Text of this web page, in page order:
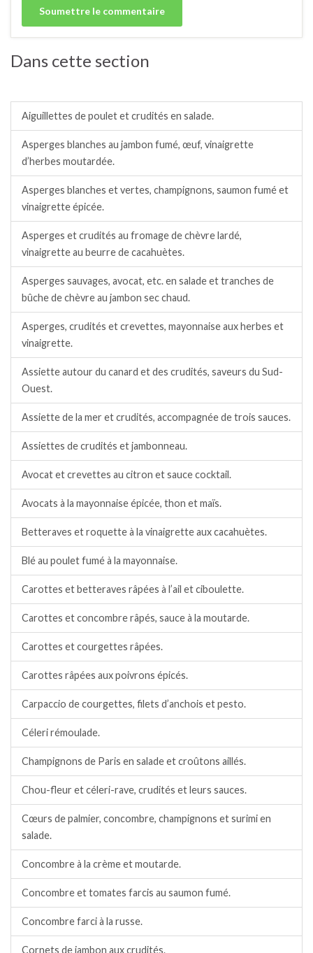
Dans cette section
Aiguillettes de poulet et crudités en salade.
Asperges blanches au jambon fumé, œuf, vinaigrette
d’herbes moutardée.
Asperges blanches et vertes, champignons, saumon fumé et
vinaigrette épicée.
Asperges et crudités au fromage de chèvre lardé,
vinaigrette au beurre de cacahuètes.
Asperges sauvages, avocat, etc. en salade et tranches de
bûche de chèvre au jambon sec chaud.
Asperges, crudités et crevettes, mayonnaise aux herbes et
vinaigrette.
Assiette autour du canard et des crudités, saveurs du Sud-
Ouest.
Assiette de la mer et crudités, accompagnée de trois sauces.
Assiettes de crudités et jambonneau.
Avocat et crevettes au citron et sauce cocktail.
Avocats à la mayonnaise épicée, thon et maïs.
Betteraves et roquette à la vinaigrette aux cacahuètes.
Blé au poulet fumé à la mayonnaise.
Carottes et betteraves râpées à l’ail et ciboulette.
Carottes et concombre râpés, sauce à la moutarde.
Carottes et courgettes râpées.
Carottes râpées aux poivrons épicés.
Carpaccio de courgettes, filets d’anchois et pesto.
Céleri rémoulade.
Champignons de Paris en salade et croûtons aillés.
Chou-fleur et céleri-rave, crudités et leurs sauces.
Cœurs de palmier, concombre, champignons et surimi en
salade.
Concombre à la crème et moutarde.
Concombre et tomates farcis au saumon fumé.
Concombre farci à la russe.
Cornets de jambon aux crudités.